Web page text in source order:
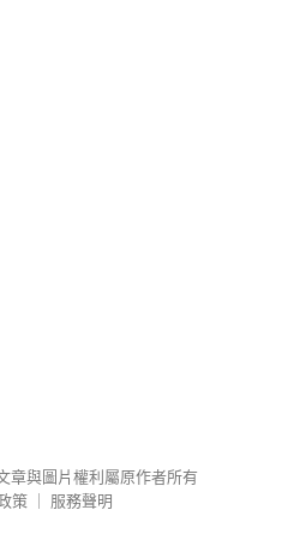
章與圖片權利屬原作者所有
策
服務聲明